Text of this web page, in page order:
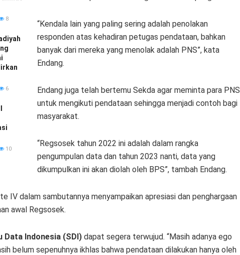
8
6
10
“Kendala lain yang paling sering adalah penolakan
responden atas kehadiran petugas pendataan, bahkan
banyak dari mereka yang menolak adalah PNS”, kata
Endang.
Endang juga telah bertemu Sekda agar meminta para PNS
untuk mengikuti pendataan sehingga menjadi contoh bagi
masyarakat.
“Regsosek tahun 2022 ini adalah dalam rangka
pengumpulan data dan tahun 2023 nanti, data yang
dikumpulkan ini akan diolah oleh BPS”, tambah Endang.
IV dalam sambutannya menyampaikan apresiasi dan penghargaan
awal Regsosek.
Data Indonesia (SDI) dapat segera terwujud. “Masih adanya ego
belum sepenuhnya ikhlas bahwa pendataan dilakukan hanya oleh